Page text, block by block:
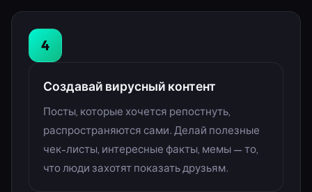
4
Создавай вирусный контент
Посты, которые хочется репостнуть,
распространяются сами. Делай полезные
чек-листы, интересные факты, мемы — то,
что люди захотят показать друзьям.